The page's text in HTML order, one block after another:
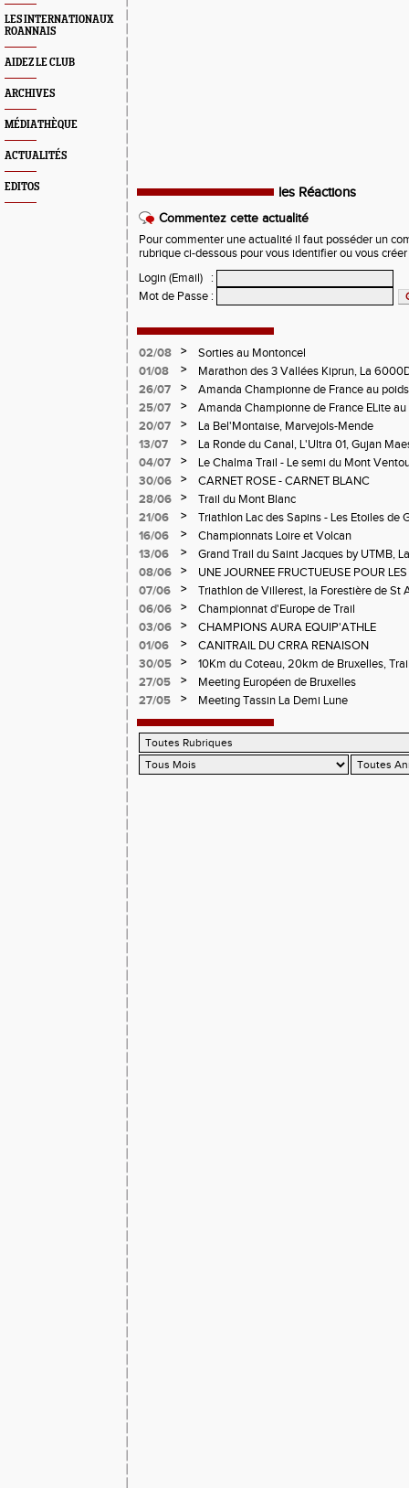
LES INTERNATIONAUX
ROANNAIS
AIDEZ LE CLUB
ARCHIVES
MÉDIATHÈQUE
ACTUALITÉS
EDITOS les Réactions
Commentez cette actualité
Pour commenter une actualité il faut posséder un
rubrique ci-dessous pour vous identifier ou vous
Login (Email)
:
Mot de Passe :
02/08 >
Sorties au Montoncel
01/08
>
Marathon des 3 Vallées Kiprun, La
Verticale d'Orcières, St Augustin
26/07 >
Amanda Championne de France au poids
25/07
>
Amanda Championne de France ELite
20/07
>
La Bel'Montaise, Marvejols-Mende
13/07
>
La Ronde du Canal, L'Ultra 01, Gujan
04/07
>
Le Chalma Trail - Le semi du Mont
Cublize - Les Passerelles de Monteynard
Pralognon La Vanoise
30/06 >
CARNET ROSE - CARNET BLANC
28/06
>
Trail du Mont Blanc
21/06
>
Triathlon Lac des Sapins - Les Etoiles de
16/06
>
Championnats Loire et Volcan
13/06
>
Grand Trail du Saint Jacques by UTMB,
d'Andrézieux-Bouthéon
08/06 >
UNE JOURNEE FRUCTUEUSE POUR
CHAMPIONNATS DE LA LOIRE A
07/06 >
Triathlon de Villerest, la Forestière de St
Circuit de la Sure, Tour du Pays Roannais
06/06 >
Championnat d'Europe de Trail
03/06
>
CHAMPIONS AURA EQUIP'ATHLE
01/06
>
CANITRAIL DU CRRA RENAISON
30/05
>
10Km du Coteau, 20km de Bruxelles,
Pilatrail
27/05 >
Meeting Européen de Bruxelles
27/05
> Meeting Tassin La Demi Lune